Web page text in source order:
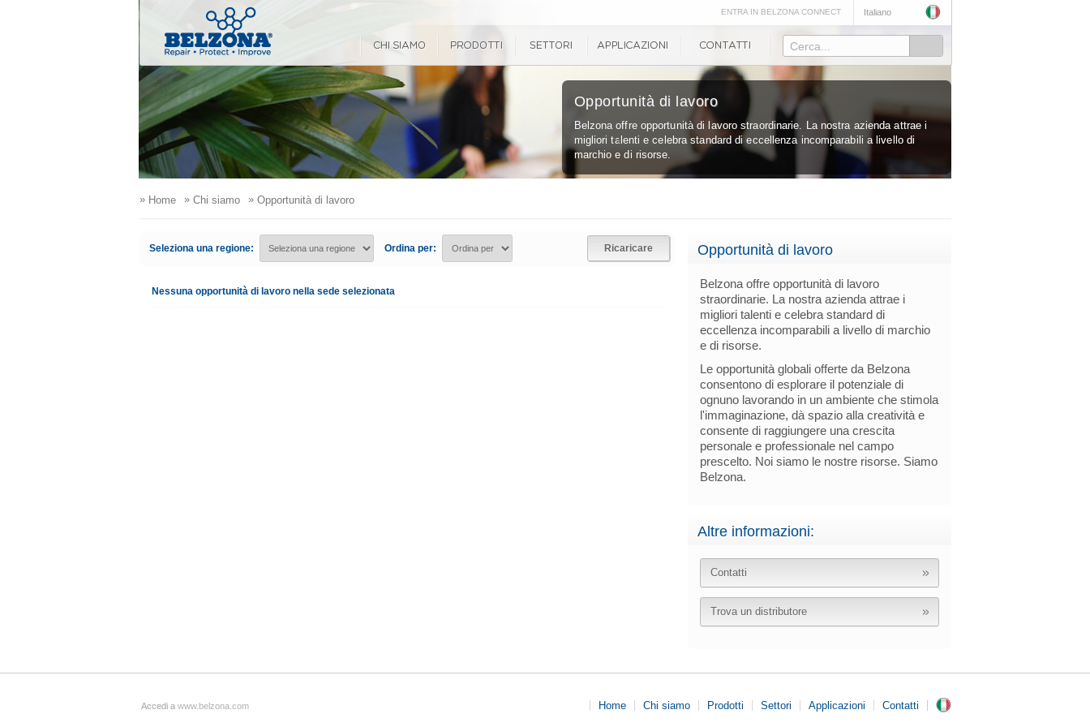
Italiano
ENTRA IN BELZONA CONNECT
Cerca...
Opportunità di lavoro
Belzona offre opportunità di lavoro straordinarie. La nostra azienda attrae i
migliori talenti e celebra standard di eccellenza incomparabili a livello di
marchio e di risorse.
»Home »Chi siamo »Opportunità di lavoro
Seleziona una regione: Ordina per: Ricaricare
Nessuna opportunità di lavoro nella sede selezionata
Opportunità di lavoro
Belzona offre opportunità di lavoro
straordinarie. La nostra azienda attrae i
migliori talenti e celebra standard di
eccellenza incomparabili a livello di marchio
e di risorse.
Le opportunità globali offerte da Belzona
consentono di esplorare il potenziale di
ognuno lavorando in un ambiente che stimola
l'immaginazione, dà spazio alla creatività e
consente di raggiungere una crescita
personale e professionale nel campo
prescelto. Noi siamo le nostre risorse. Siamo
Belzona.
Altre informazioni:
Contatti
Trova un distributore
Accedi a www.belzona.com Home Chi siamo Prodotti Settori Applicazioni Contatti